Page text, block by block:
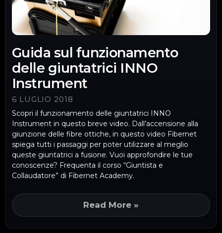
Guida sul funzionamento
delle giuntatrici INNO
Instrument
6 LUGLIO 2018
Scopri il funzionamento delle giuntatrici INNO
Instrument in questo breve video. Dall’accensione alla
giunzione delle fibre ottiche, in questo video Fibernet
spiega tutti i passaggi per poter utilizzare al meglio
queste giuntatrici a fusione. Vuoi approfondire le tue
conoscenze? Frequenta il corso “Giuntista e
Collaudatore” di Fibernet Academy.
Read More »